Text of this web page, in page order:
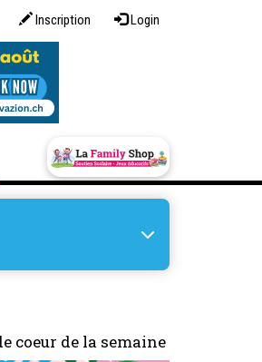
Inscription Login
coeur de la semaine